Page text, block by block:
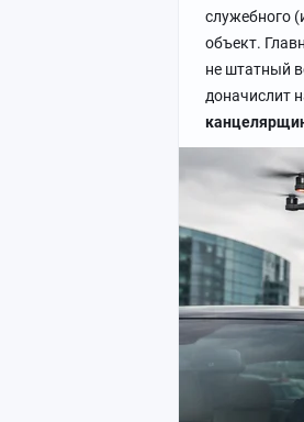
служебного
объект.
не штатный
доначислит